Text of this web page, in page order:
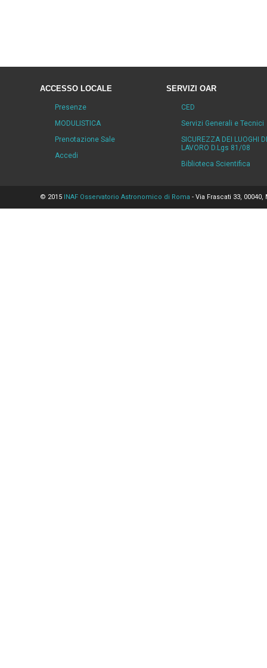
ACCESSO LOCALE
Presenze
MODULISTICA
Prenotazione Sale
Accedi
SERVIZI OAR
CED
Servizi Generali e Tecnici
SICUREZZA DEI LUOGHI DI
LAVORO D.Lgs 81/08
Biblioteca Scientifica
© 2015 INAF Osservatorio Astronomico di Roma - Via Frascati 33,